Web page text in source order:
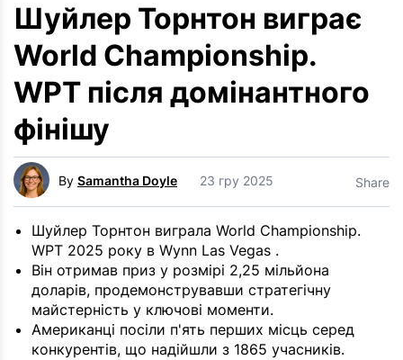
Шуйлер Торнтон виграє
World Championship.
WPT після домінантного
фінішу
By Samantha Doyle 23 гру 2025 Share
Шуйлер Торнтон виграла World Championship.
WPT 2025 року в Wynn Las Vegas .
Він отримав приз у розмірі 2,25 мільйона
доларів, продемонструвавши стратегічну
майстерність у ключові моменти.
Американці посіли п'ять перших місць серед
конкурентів, що надійшли з 1865 учасників.